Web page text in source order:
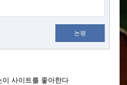
논평
이 사이트를 좋아한다